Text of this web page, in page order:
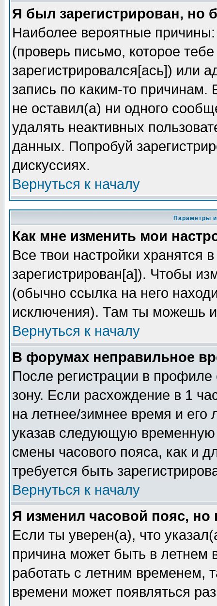
Я был зарегистрирован, но
Наиболее вероятные
(проверь письмо, которое
зарегистрировался[ась]) или
запись по каким-то причинам.
не оставил(а) ни одного
удалять неактивных
данных. Попробуй
дискуссиях.
Вернуться к началу
Параметры
Как мне изменить мои
Все твои настройки хранятся
зарегистрирован[а]). Чтобы
(обычно ссылка на него
исключения). Там ты можешь
Вернуться к началу
В форумах неправильное
После регистрации в
зону. Если расхождение в 1
на летнее/зимнее время и его
указав следующую временную
смены часового пояса, как и
требуется быть
Вернуться к началу
Я изменил часовой пояс,
Если ты уверен(а), что
причина может быть в
работать с летним временем,
времени может появляться